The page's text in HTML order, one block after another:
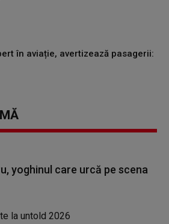
în aviație, avertizează pasagerii:
yoghinul care urcă pe scena